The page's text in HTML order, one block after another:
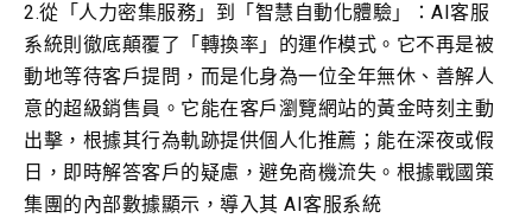
2.從「人力密集服務」到「智慧自動化體驗」：AI客服
系統則徹底顛覆了「轉換率」的運作模式。它不再是被
動地等待客戶提問，而是化身為一位全年無休、善解人
意的超級銷售員。它能在客戶瀏覽網站的黃金時刻主動
出擊，根據其行為軌跡提供個人化推薦；能在深夜或假
日，即時解答客戶的疑慮，避免商機流失。根據戰國策
集團的內部數據顯示，導入其 AI客服系統